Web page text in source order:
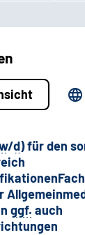
/d) für den
ggf. auch